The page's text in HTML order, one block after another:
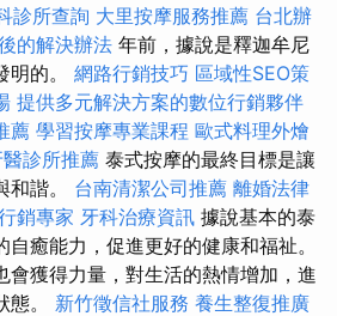
診所查詢 大里按摩服務推薦 台北辦
的解決辦法 年前，據說是釋迦牟尼
明的。 網路行銷技巧 區域性SEO策
提供多元解決方案的數位行銷夥伴
薦 學習按摩專業課程 歐式料理外燴
醫診所推薦 泰式按摩的最終目標是讓
和諧。 台南清潔公司推薦 離婚法律
銷專家 牙科治療資訊 據說基本的泰
癒能力，促進更好的健康和福祉。
會獲得力量，對生活的熱情增加，進
態。 新竹徵信社服務 養生整復推廣